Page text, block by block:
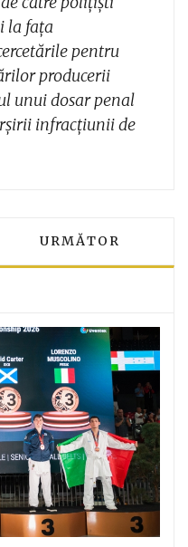
la fața
pentru
producerii
unui dosar penal
infracțiunii de
DEMOCRATUL
ARTICOLUL
URMĂTOR